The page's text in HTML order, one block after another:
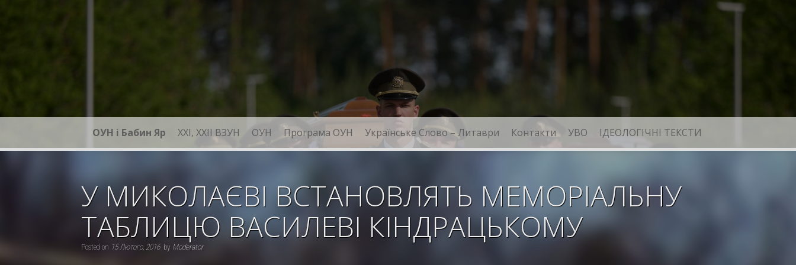
ОУН і Бабин Яр XXI, ХХІІ ВЗУН ОУН Програма ОУН Українське Слово – Литаври Контакти УВО ІДЕОЛОГІЧНІ ТЕКСТИ
У МИКОЛАЄВІ ВСТАНОВЛЯТЬ МЕМОРІАЛЬНУ
ТАБЛИЦЮ ВАСИЛЕВІ КІНДРАЦЬКОМУ
Posted on 15 Лютого, 2016 by Moderator